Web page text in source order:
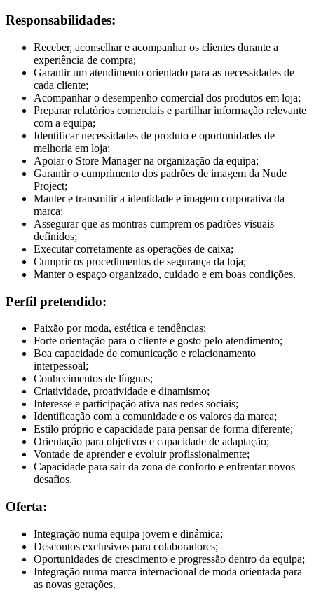
Responsabilidades:
Receber, aconselhar e acompanhar os clientes durante a
experiência de compra;
Garantir um atendimento orientado para as necessidades de
cada cliente;
Acompanhar o desempenho comercial dos produtos em loja;
Preparar relatórios comerciais e partilhar informação relevante
com a equipa;
Identificar necessidades de produto e oportunidades de
melhoria em loja;
Apoiar o Store Manager na organização da equipa;
Garantir o cumprimento dos padrões de imagem da Nude
Project;
Manter e transmitir a identidade e imagem corporativa da
marca;
Assegurar que as montras cumprem os padrões visuais
definidos;
Executar corretamente as operações de caixa;
Cumprir os procedimentos de segurança da loja;
Manter o espaço organizado, cuidado e em boas condições.
Perfil pretendido:
Paixão por moda, estética e tendências;
Forte orientação para o cliente e gosto pelo atendimento;
Boa capacidade de comunicação e relacionamento
interpessoal;
Conhecimentos de línguas;
Criatividade, proatividade e dinamismo;
Interesse e participação ativa nas redes sociais;
Identificação com a comunidade e os valores da marca;
Estilo próprio e capacidade para pensar de forma diferente;
Orientação para objetivos e capacidade de adaptação;
Vontade de aprender e evoluir profissionalmente;
Capacidade para sair da zona de conforto e enfrentar novos
desafios.
Oferta:
Integração numa equipa jovem e dinâmica;
Descontos exclusivos para colaboradores;
Oportunidades de crescimento e progressão dentro da equipa;
Integração numa marca internacional de moda orientada para
as novas gerações.